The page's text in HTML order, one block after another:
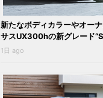
新たなボディカラーやオー
サスUX300hの新グレード
1日 ago